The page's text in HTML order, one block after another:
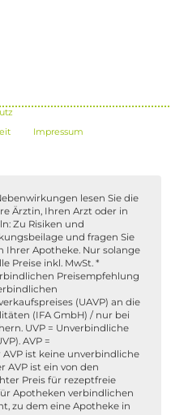
Impressum
lesen Sie die
Ärztin, Ihren Arzt oder in
Zu Risiken und
und fragen Sie
Ihrer Apotheke. Nur solange
Preise inkl. MwSt. *
Preisempfehlung
(UAVP) an die
(IFA GmbH) / nur bei
UVP = Unverbindliche
AVP =
AVP ist keine unverbindliche
AVP ist ein von den
Preis für rezeptfreie
Apotheken verbindlichen
zu dem eine Apotheke in